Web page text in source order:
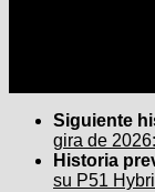
Siguiente
gira de
Historia
su P51